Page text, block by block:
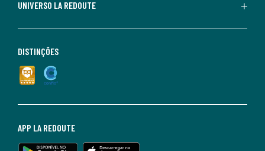
UNIVERSO LA REDOUTE
APP LA REDOUTE
DISTINÇÕES